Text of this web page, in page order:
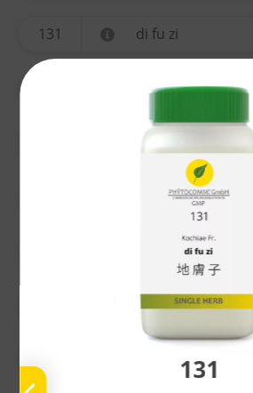
131
131 di fu zi
yi mu cao
ting li zi
chuan xiong
gao ben
nu zhen zi